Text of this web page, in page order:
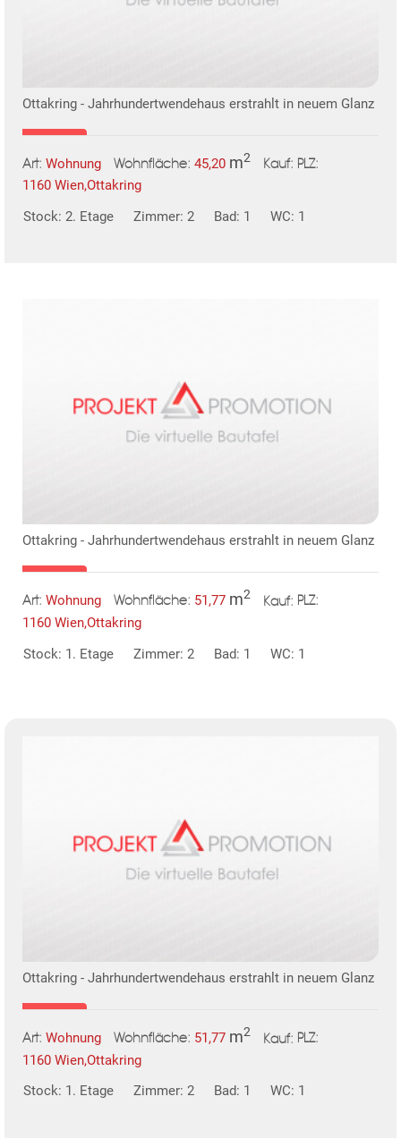
Ottakring - Jahrhundertwendehaus erstrahlt in neuem Glanz
Art: Wohnung Wohnfläche: 45,20 m2 Kauf: PLZ:
1160 Wien,Ottakring
Stock: 2. Etage
Zimmer: 2 Bad: 1 WC: 1
Ottakring - Jahrhundertwendehaus erstrahlt in neuem Glanz
Art: Wohnung Wohnfläche: 51,77 m2 Kauf: PLZ:
1160 Wien,Ottakring
Stock: 1. Etage
Zimmer: 2 Bad: 1 WC: 1
Ottakring - Jahrhundertwendehaus erstrahlt in neuem Glanz
Art: Wohnung Wohnfläche: 51,77 m2 Kauf: PLZ:
1160 Wien,Ottakring
Stock: 1. Etage
Zimmer: 2 Bad: 1 WC: 1